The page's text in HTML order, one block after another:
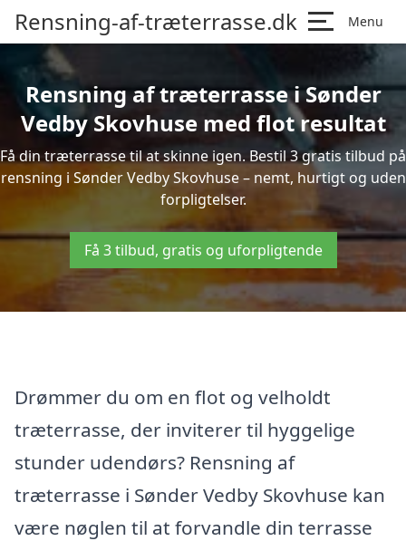
Rensning-af-træterrasse.dk Menu
Rensning af træterrasse i Sønder
Vedby Skovhuse med flot resultat
Få din træterrasse til at skinne igen. Bestil 3 gratis tilbud på
rensning i Sønder Vedby Skovhuse – nemt, hurtigt og uden
forpligtelser.
Få 3 tilbud, gratis og uforpligtende
Drømmer du om en flot og velholdt
træterrasse, der inviterer til hyggelige
stunder udendørs? Rensning af
træterrasse i Sønder Vedby Skovhuse kan
være nøglen til at forvandle din terrasse